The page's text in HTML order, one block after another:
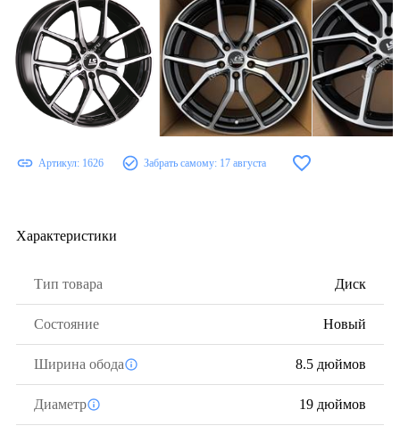
Артикул: 1626 Забрать самому: 17 августа
Характеристики
Тип товара Диск
Состояние Новый
Ширина обода 8.5 дюймов
Диаметр 19 дюймов